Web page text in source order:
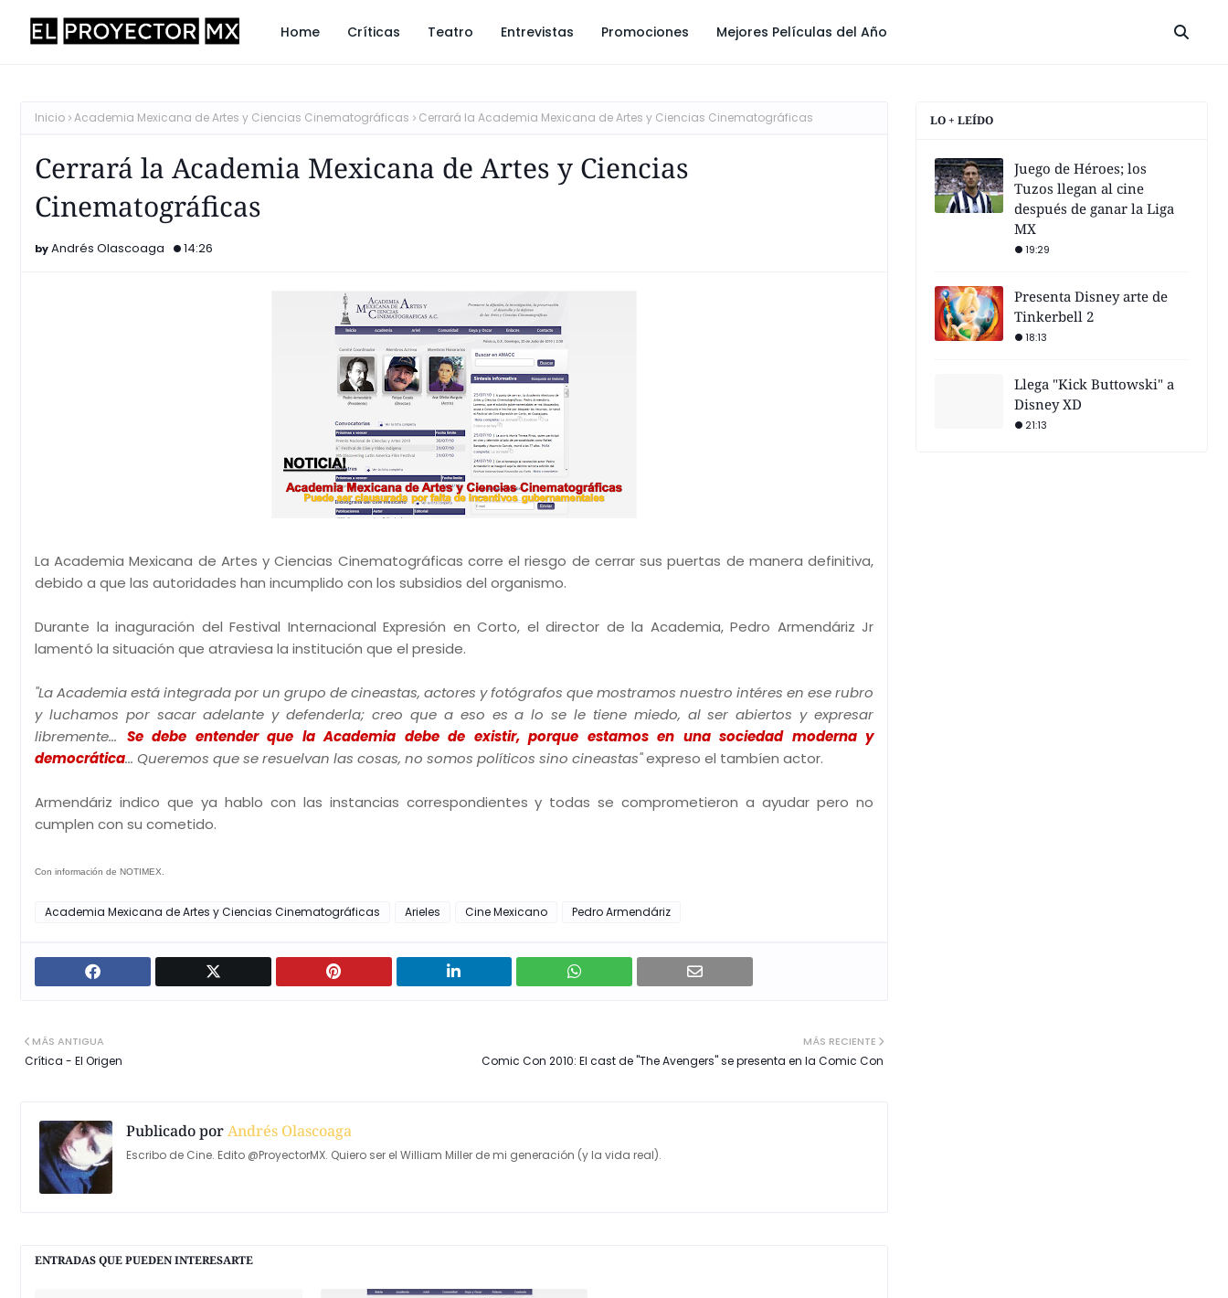
Home Críticas Teatro Entrevistas Promociones Mejores Películas del Año
Inicio Academia Mexicana de Artes y Ciencias Cinematográficas Cerrará la Academia Mexicana de Artes y Ciencias Cinematográficas
Cerrará la Academia Mexicana de Artes y Ciencias
Cinematográficas
Andrés Olascoaga 14:26
La Academia Mexicana de Artes y Ciencias Cinematográficas corre el riesgo de cerrar sus puertas de manera definitiva,
debido a que las autoridades han incumplido con los subsidios del organismo.
Durante la inaguración del Festival Internacional Expresión en Corto, el director de la Academia, Pedro Armendáriz Jr
lamentó la situación que atraviesa la institución que el preside.
"La Academia está integrada por un grupo de cineastas, actores y fotógrafos que mostramos nuestro intéres en ese rubro
y luchamos por sacar adelante y defenderla; creo que a eso es a lo se le tiene miedo, al ser abiertos y expresar
libremente... Se debe entender que la Academia debe de existir, porque estamos en una sociedad moderna y
democrática... Queremos que se resuelvan las cosas, no somos políticos sino cineastas"expreso el tambíen actor.
Armendáriz indico que ya hablo con las instancias correspondientes y todas se comprometieron a ayudar pero no
cumplen con su cometido.
Con información de NOTIMEX.
Academia Mexicana de Artes y Ciencias Cinematográficas Arieles Cine Mexicano Pedro Armendáriz
MÁS RECIENTE
Comic Con 2010: El cast de "The Avengers" se presenta en la Comic Con
MÁS ANTIGUA
Crítica - El Origen
Publicado porAndrés Olascoaga
Escribo de Cine. Edito @ProyectorMX. Quiero ser el William Miller de mi generación (y la vida real).
ENTRADAS QUE PUEDEN INTERESARTE
LO + LEÍDO
Juego de Héroes; los
Tuzos llegan al cine
después de ganar la Liga
MX
19:29
Presenta Disney arte de
Tinkerbell 2
18:13
Llega "Kick Buttowski" a
Disney XD
21:13